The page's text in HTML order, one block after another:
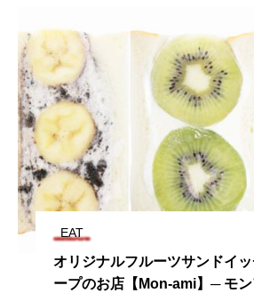
EAT
オリジナルフルーツサンドイ
ープのお店【Mon-ami】─ モ